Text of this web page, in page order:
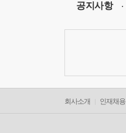
공지사항
회사소개 인재채용